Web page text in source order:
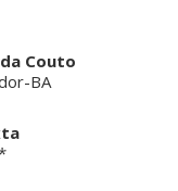
Couto
BA